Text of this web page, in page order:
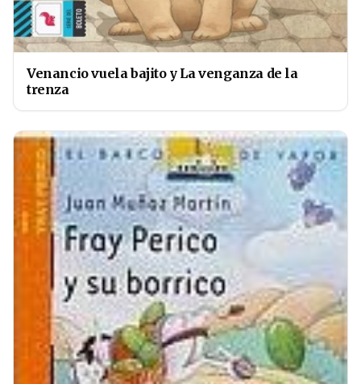
Venancio vuela bajito y La venganza de la
trenza